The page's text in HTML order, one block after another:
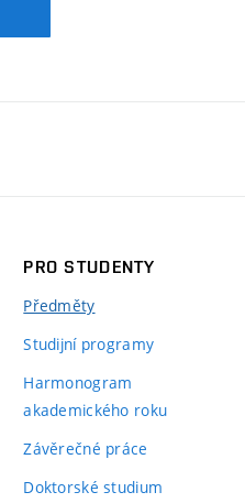
PRO STUDENTY
Předměty
Studijní programy
Harmonogram
akademického roku
Závěrečné práce
Doktorské studium